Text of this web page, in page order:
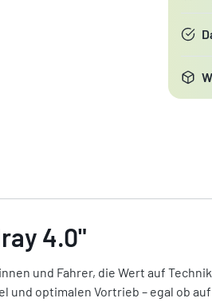
4.0"
und Fahrer, die Wert auf
optimalen Vortrieb – egal ob